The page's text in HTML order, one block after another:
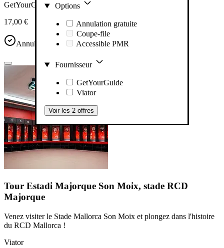
Options
Annulation gratuite
Coupe-file
Accessible PMR
Fournisseur
GetYourGuide
Viator
GetYourGuide
17,00 €
Annulation gratuite
Tour Estadi Majorque Son Moix, stade RCD
Majorque
Venez visiter le Stade Mallorca Son Moix et plongez dans l'histoire
du RCD Mallorca !
Viator